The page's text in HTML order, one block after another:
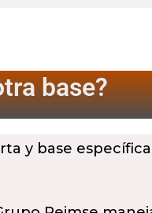
base?
y base